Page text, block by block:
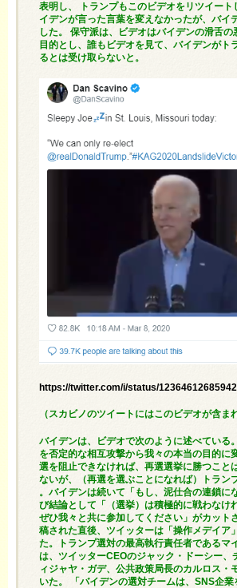
表明し、 トランプもこのビデオをリツイート
イデンが言った言葉を変えなかったが、バイ
した。 保守派は、ビデオはバイデンの滑舌の
目的とし、誰もビデオを見て、バイデンがト
るとは受け取らないと。
https://twitter.com/i/status/
（スカビノのツイートにはこのビデオが含ま
バイデンは、ビデオで次のように述べている
を否定的な相互攻撃から我々の本当の目的に
選を阻止できなければ、再選選挙に勝つこと
ないが、（再選を選ぶことになれば）トラン
。バイデンは続いて「もし、泥仕合の連鎖に
び結論として「（選挙）は積極的に戦わなけ
ぜひ我々と共に参加してください」がカット
稿された直後、ツイッターは「操作メデイア
た。トランプ選対の最高執行責任者であるマ
は、ツイッターCEOのジャック・ドーシー、
ィジャヤ・ガデ、公共政策局長のカルロス・
いた。 「バイデンの選対チームは、SNS企業